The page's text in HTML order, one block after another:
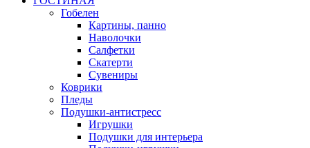
Гобелен
Картины, панно
Наволочки
Салфетки
Скатерти
Сувениры
Коврики
Пледы
Подушки-антистресс
Игрушки
Подушки для интерьера